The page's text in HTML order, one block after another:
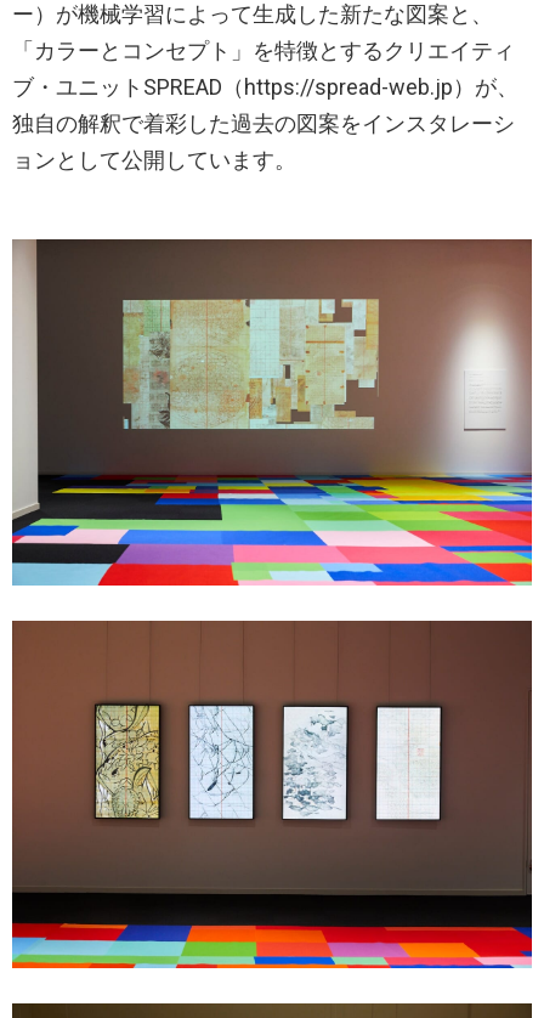
ー）が機械学習によって生成した新たな図案と、
「カラーとコンセプト」を特徴とするクリエイティ
ブ・ユニットSPREAD（https://spread-web.jp）が、
独自の解釈で着彩した過去の図案をインスタレーシ
ョンとして公開しています。